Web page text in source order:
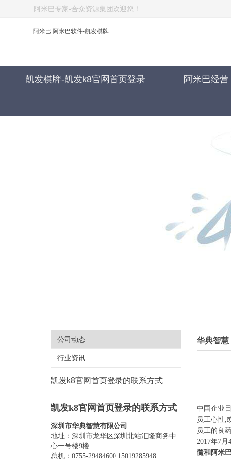
阿米巴专家-合众资源集团欢迎您！
阿米巴 阿米巴软件-凯发棋牌
凯发棋牌-凯发k8官网首页登录 阿米巴经营
公司动态
行业资讯
凯发k8官网首页登录的联系方式
凯发k8官网首页登录的联系方式
深圳市华典智慧有限公司
地址：深圳市龙华区深圳北站汇隆商务中
心一号楼9楼
总机：0755-29484600 15019285948
华典智慧
中国企业
员工心性,
员工的良药
2017年7月
髓和阿米